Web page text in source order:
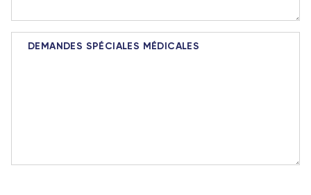
DEMANDES SPÉCIALES MÉDICALES